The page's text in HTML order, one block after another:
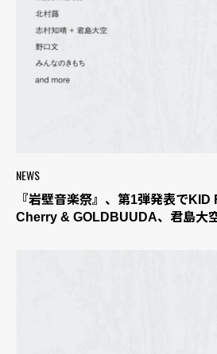
NEWS
『岩壁音楽祭』、第1弾発表でKID
Cherry & GOLDBUUDA、君島大